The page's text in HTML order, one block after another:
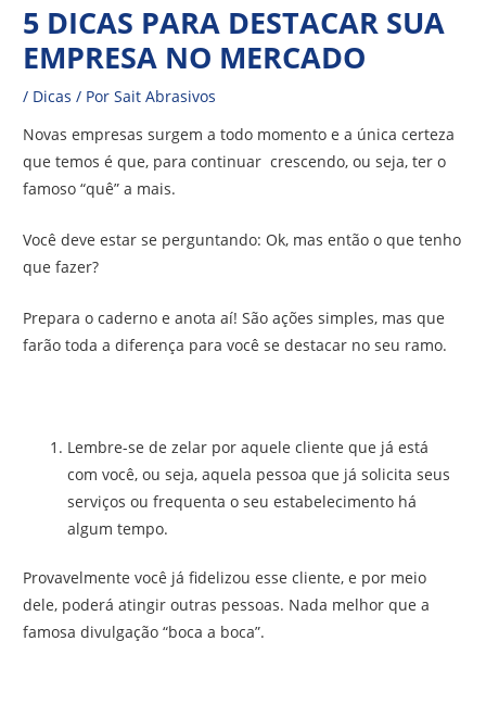
5 DICAS PARA DESTACAR SUA
EMPRESA NO MERCADO
/ Dicas / PorSait Abrasivos
Novas empresas surgem a todo momento e a única certeza
que temos é que, para continuar crescendo, ou seja, ter o
famoso “quê” a mais.
Você deve estar se perguntando: Ok, mas então o que tenho
que fazer?
Prepara o caderno e anota aí! São ações simples, mas que
farão toda a diferença para você se destacar no seu ramo.
Lembre-se de zelar por aquele cliente que já está
com você, ou seja, aquela pessoa que já solicita seus
serviços ou frequenta o seu estabelecimento há
algum tempo.
Provavelmente você já fidelizou esse cliente, e por meio
dele, poderá atingir outras pessoas. Nada melhor que a
famosa divulgação “boca a boca”.